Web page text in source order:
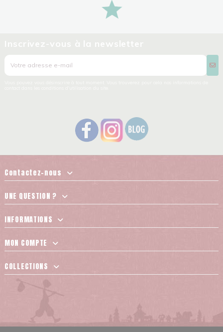
Contactez-nous
UNE QUESTION ?
INFORMATIONS
MON COMPTE
COLLECTIONS